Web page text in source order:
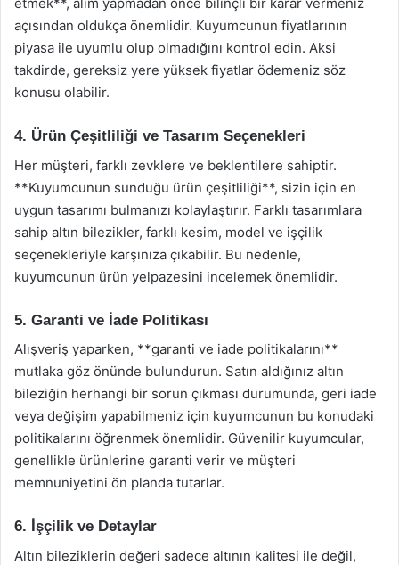
açısından oldukça önemlidir. Kuyumcunun fiyatlarının
piyasa ile uyumlu olup olmadığını kontrol edin. Aksi
takdirde, gereksiz yere yüksek fiyatlar ödemeniz söz
konusu olabilir.
4. Ürün Çeşitliliği ve Tasarım Seçenekleri
Her müşteri, farklı zevklere ve beklentilere sahiptir.
**Kuyumcunun sunduğu ürün çeşitliliği**, sizin için en
uygun tasarımı bulmanızı kolaylaştırır. Farklı tasarımlara
sahip altın bilezikler, farklı kesim, model ve işçilik
seçenekleriyle karşınıza çıkabilir. Bu nedenle,
kuyumcunun ürün yelpazesini incelemek önemlidir.
5. Garanti ve İade Politikası
Alışveriş yaparken, **garanti ve iade politikalarını**
mutlaka göz önünde bulundurun. Satın aldığınız altın
bileziğin herhangi bir sorun çıkması durumunda, geri iade
veya değişim yapabilmeniz için kuyumcunun bu konudaki
politikalarını öğrenmek önemlidir. Güvenilir kuyumcular,
genellikle ürünlerine garanti verir ve müşteri
memnuniyetini ön planda tutarlar.
6. İşçilik ve Detaylar
Altın bileziklerin değeri sadece altının kalitesi ile değil,